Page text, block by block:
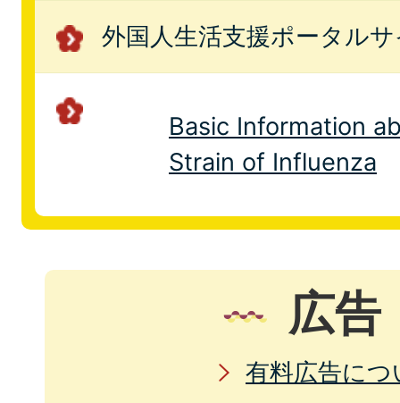
外国人生活支援ポータル
Basic Information
Strain of Influenza
広告
有料広告につ